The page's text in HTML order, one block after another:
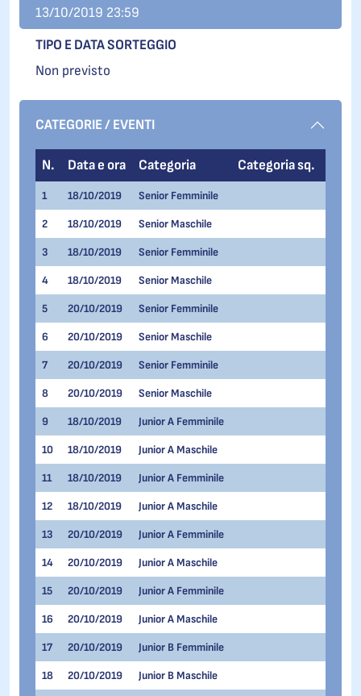
13/10/2019 23:59
TIPO E DATA SORTEGGIO
Non previsto
CATEGORIE / EVENTI
N. Data e ora Categoria Categoria sq.
1 18/10/2019 Senior Femminile
2 18/10/2019 Senior Maschile
3 18/10/2019 Senior Femminile
4 18/10/2019 Senior Maschile
5 20/10/2019 Senior Femminile
6 20/10/2019 Senior Maschile
7 20/10/2019 Senior Femminile
8 20/10/2019 Senior Maschile
9 18/10/2019 Junior A Femminile
10 18/10/2019 Junior A Maschile
11 18/10/2019 Junior A Femminile
12 18/10/2019 Junior A Maschile
13 20/10/2019 Junior A Femminile
14 20/10/2019 Junior A Maschile
15 20/10/2019 Junior A Femminile
16 20/10/2019 Junior A Maschile
17 20/10/2019 Junior B Femminile
18 20/10/2019 Junior B Maschile